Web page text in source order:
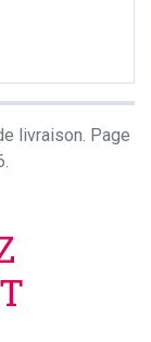
livraison. Page